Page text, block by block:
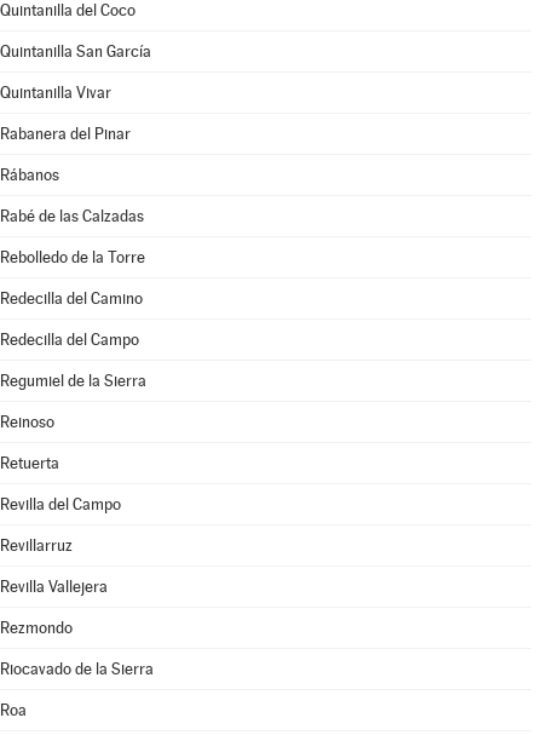
Quintanilla del Coco
Quintanilla San García
Quintanilla Vivar
Rabanera del Pinar
Rábanos
Rabé de las Calzadas
Rebolledo de la Torre
Redecilla del Camino
Redecilla del Campo
Regumiel de la Sierra
Reinoso
Retuerta
Revilla del Campo
Revillarruz
Revilla Vallejera
Rezmondo
Riocavado de la Sierra
Roa